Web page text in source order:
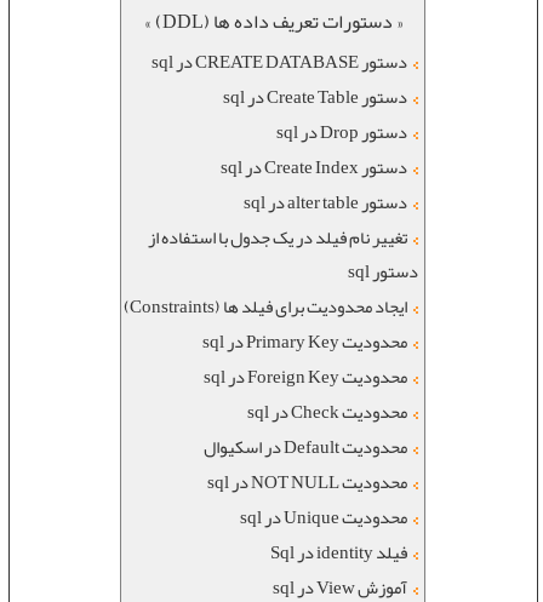
« دستورات تعریف داده ها (DDL) »
دستور CREATE DATABASE در sql
دستور Create Table در sql
دستور Drop در sql
دستور Create Index در sql
دستور alter table در sql
تغییر نام فیلد در یک جدول با استفاده از
دستور sql
ایجاد محدودیت برای فیلد ها (Constraints)
محدودیت Primary Key در sql
محدودیت Foreign Key در sql
محدودیت Check در sql
محدودیت Default در اسکیوال
محدودیت NOT NULL در sql
محدودیت Unique در sql
فیلد identity در Sql
آموزش View در sql